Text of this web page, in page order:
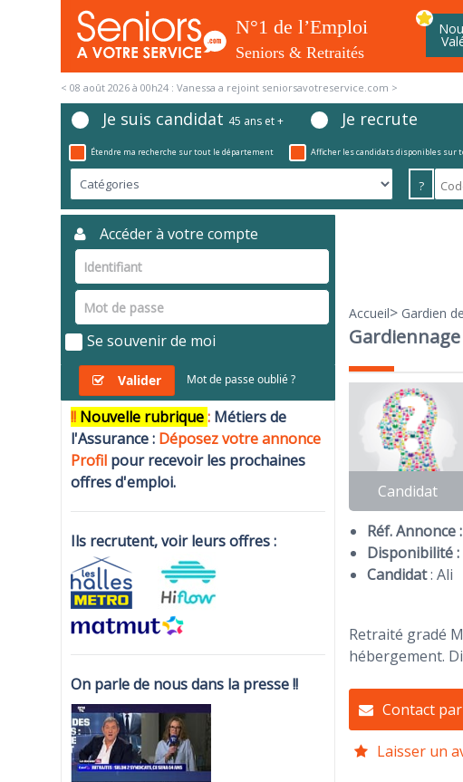
< 08 août 2026 à 00h24 : Vanessa a rejoint seniorsavotreservice.com >
Je suis candidat 45 ans et + Je recrute
Étendre ma recherche sur tout le département Afficher les candidats disponibles sur
?
Accueil> Gardien
Candidat
Réf. Annonce :
Disponibilité :
Candidat: Ali
Retraité gradé
hébergement.
Contact
Laisser un
Accéder à votre compte
Se souvenir de moi
Valider Mot de passe oublié ?
!! Nouvelle rubrique: Métiers de
l'Assurance : Déposez votre annonce
Profil pour recevoir les prochaines
offres d'emploi.
Ils recrutent, voir leurs offres :
On parle de nous dans la presse !!